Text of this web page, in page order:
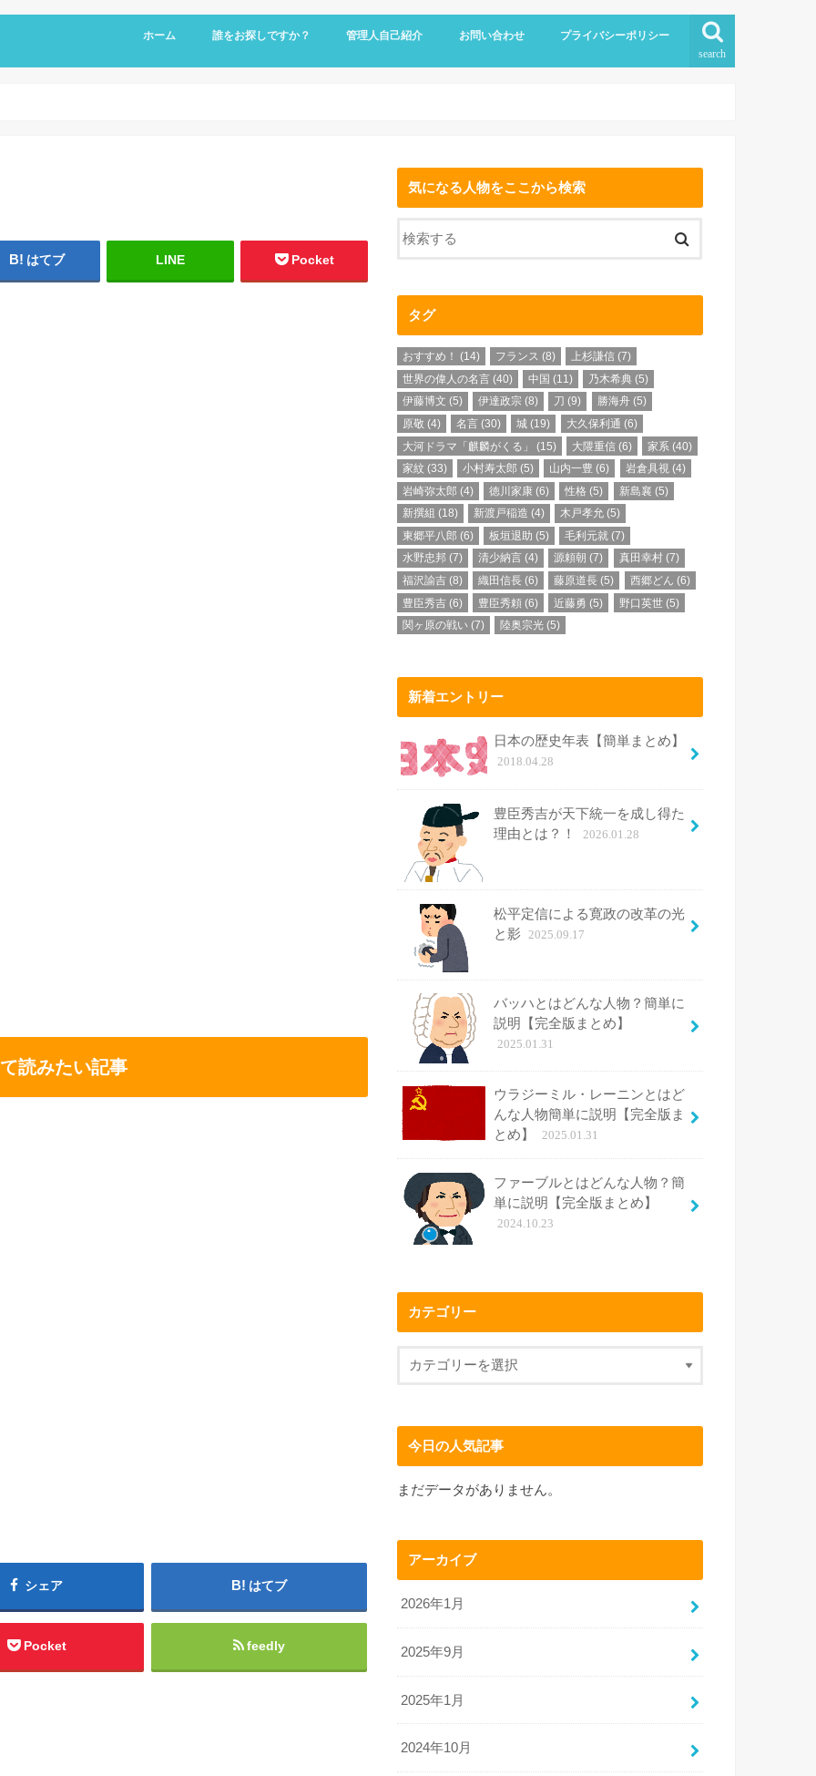
search
ホーム 誰をお探しですか？ 管理人自己紹介 お問い合わせ プライバシーポリシー
はてブ LINE Pocket
読みたい記事
シェア はてブ
Pocket feedly
気になる人物をここから検索
タグ
おすすめ！ (14) フランス (8) 上杉謙信 (7)
世界の偉人の名言 (40) 中国 (11) 乃木希典 (5)
伊藤博文 (5) 伊達政宗 (8) 刀 (9) 勝海舟(5)
原敬 (4) 名言 (30) 城 (19) 大久保利通 (6)
大河ドラマ「麒麟がくる」
(15) 大隈重信 (6) 家系 (40)
家紋 (33) 小村寿太郎 (5) 山内一豊 (6) 岩倉具視(4)
岩崎弥太郎 (4) 徳川家康 (6) 性格 (5) 新島襄 (5)
新撰組 (18) 新渡戸稲造 (4) 木戸孝允 (5)
東郷平八郎 (6) 板垣退助 (5) 毛利元就 (7)
水野忠邦 (7) 清少納言 (4) 源頼朝 (7) 真田幸村(7)
福沢諭吉 (8) 織田信長 (6) 藤原道長 (5) 西郷どん (6)
豊臣秀吉 (6) 豊臣秀頼 (6) 近藤勇 (5) 野口英世(5)
関ヶ原の戦い (7) 陸奥宗光 (5)
新着エントリー
日本の歴史年表【簡単まとめ】
2018.04.28
豊臣秀吉が天下統一を成し得た
理由とは？！
2026.01.28
松平定信による寛政の改革の光
と影
2025.09.17
バッハとはどんな人物？簡単に
説明【完全版まとめ】
2025.01.31
ウラジーミル・レーニンとはど
んな人物簡単に説明【完全版ま
とめ】
2025.01.31
ファーブルとはどんな人物？簡
単に説明【完全版まとめ】
2024.10.23
カテゴリー
今日の人気記事
まだデータがありません。
アーカイブ
2026年1月
2025年9月
2025年1月
2024年10月